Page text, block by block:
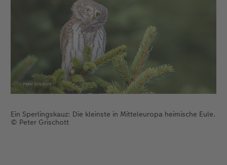
Ein Sperlingskauz: Die kleinste in Mitteleuropa heimische Eule.
© Peter Grischott